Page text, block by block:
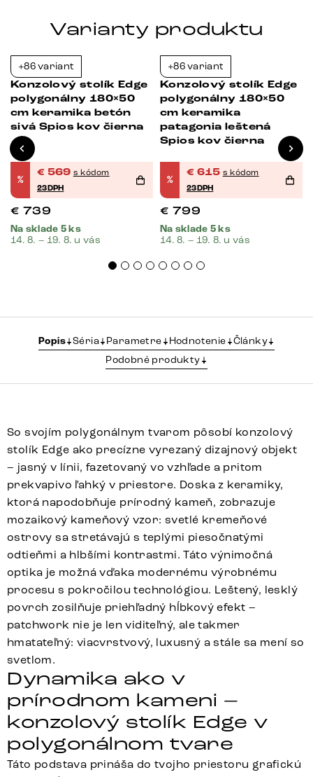
Varianty produktu
+86 variant
Konzolový stolík Edge
polygonálny 180×50
cm keramika betón
sivá Spios kov čierna
%
€ 569 s kódom
23DPH
€ 739
Na sklade 5 ks
14. 8. – 19. 8. u vás
+86 variant
Konzolový stolík Edge
polygonálny 180×50
cm keramika
patagonia leštená
Spios kov čierna
%
€ 615 s kódom
23DPH
€ 799
Na sklade 5 ks
14. 8. – 19. 8. u vás
Popis Séria Parametre Hodnotenie
Články
Podobné produkty
So svojím polygonálnym tvarom pôsobí konzolový
stolík Edge ako precízne vyrezaný dizajnový objekt
– jasný v línii, fazetovaný vo vzhľade a pritom
prekvapivo ľahký v priestore. Doska z keramiky,
ktorá napodobňuje prírodný kameň, zobrazuje
mozaikový kameňový vzor: svetlé kremeňové
ostrovy sa stretávajú s teplými piesočnatými
odtieňmi a hlbšími kontrastmi. Táto výnimočná
optika je možná vďaka modernému výrobnému
procesu s pokročilou technológiou. Leštený, lesklý
povrch zosilňuje priehľadný hĺbkový efekt –
patchwork nie je len viditeľný, ale takmer
hmatateľný: viacvrstvový, luxusný a stále sa mení so
svetlom.
Dynamika ako v
prírodnom kameni –
konzolový stolík Edge v
polygonálnom tvare
Táto podstava prináša do tvojho priestoru grafickú